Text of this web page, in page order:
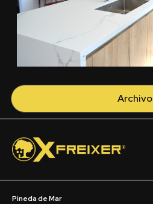
Archivo
Pineda de Mar